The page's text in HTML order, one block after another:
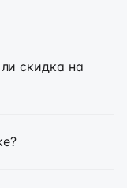
скидка на